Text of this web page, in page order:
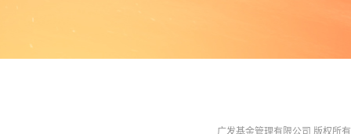
广发基金管理有限公司 版权所